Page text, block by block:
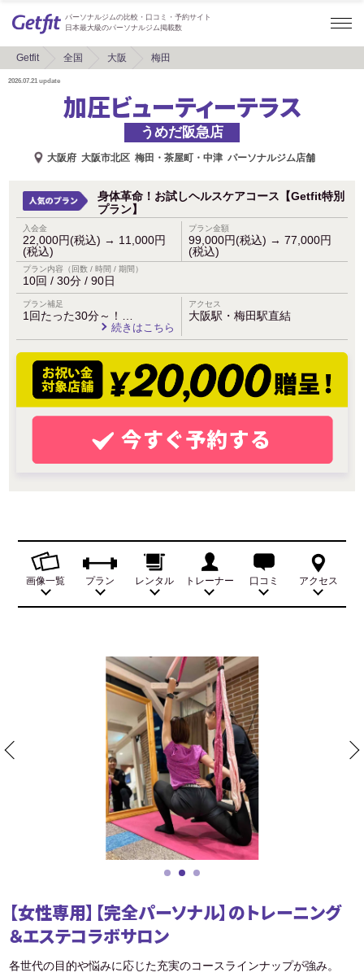
パーソナルジムの比較・口コミ・予約サイト
日本最大級のパーソナルジム掲載数
Getfit 全国 大阪 梅田
2026.07.21update
加圧ビューティーテラス
うめだ阪急店
大阪府 大阪市北区 梅田・茶屋町・中津 パーソナルジム店舗
身体革命！お試しヘルスケアコース【Getfit特別
プラン】
入会金
22,000円(税込) → 11,000円
(税込)
プラン金額
99,000円(税込) → 77,000円
(税込)
プラン内容（回数 / 時間 / 期間）
10回 / 30分 / 90日
プラン補足
1回たった30分～！…
続きはこちら
アクセス
大阪駅・梅田駅直結
画像一覧 プラン レンタル トレーナー 口コミ アクセス
【女性専用】【完全パーソナル】のトレーニング
＆エステコラボサロン
各世代の目的や悩みに応じた充実のコースラインナップが強み。